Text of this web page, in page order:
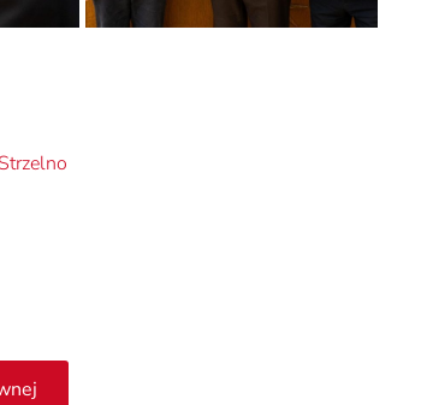
Strzelno